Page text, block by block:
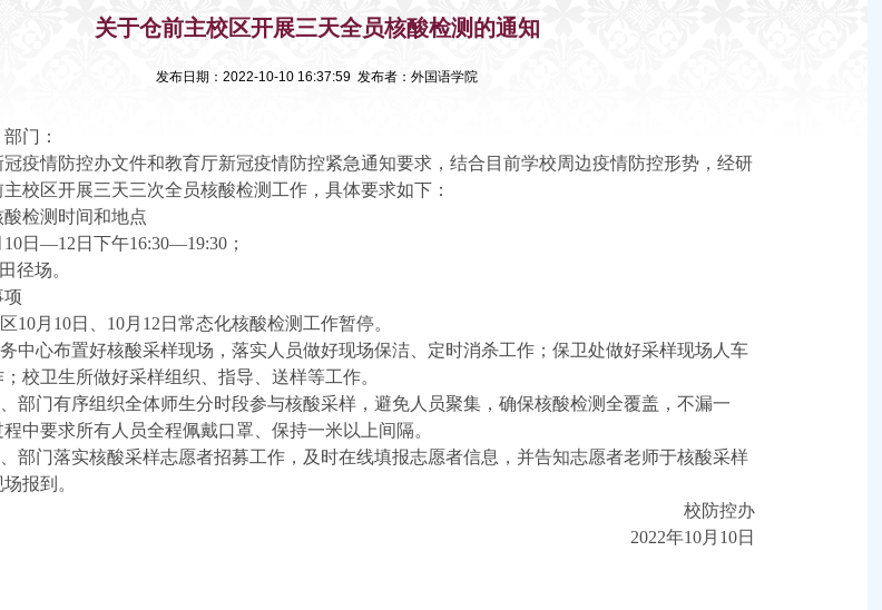
关于仓前主校区开展三天全员核酸检测的通知
发布日期：2022-10-10 16:37:59 发布者：外国语学院
门：
疫情防控办文件和教育厅新冠疫情防控紧急通知要求，结合目前学校周边疫情防控形势，经研
校区开展三天三次全员核酸检测工作，具体要求如下：
检测时间和地点
10日—12日下午16:30—19:30；
径场。
项
10月10日、10月12日常态化核酸检测工作暂停。
中心布置好核酸采样现场，落实人员做好现场保洁、定时消杀工作；保卫处做好采样现场人车
校卫生所做好采样组织、指导、送样等工作。
部门有序组织全体师生分时段参与核酸采样，避免人员聚集，确保核酸检测全覆盖，不漏一
中要求所有人员全程佩戴口罩、保持一米以上间隔。
部门落实核酸采样志愿者招募工作，及时在线填报志愿者信息，并告知志愿者老师于核酸采样
报到。
校防控办
2022年10月10日